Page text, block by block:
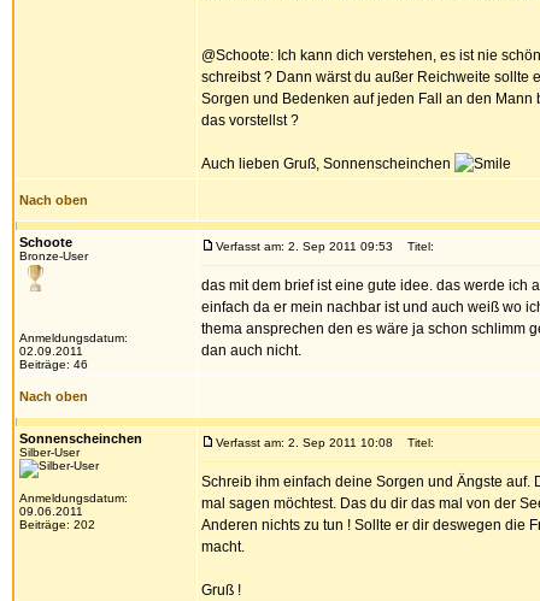
@Schoote: Ich kann dich verstehen, es ist nie
schreibst ? Dann wärst du außer Reichweite sollte
Sorgen und Bedenken auf jeden Fall an den
das vorstellst ?
Auch lieben Gruß, Sonnenscheinchen
Nach oben
Schoote
Bronze-User
Anmeldungsdatum:
02.09.2011
Beiträge: 46
Verfasst am: 2. Sep 2011 09:53 Titel:
das mit dem brief ist eine gute idee. das werde ich
einfach da er mein nachbar ist und auch weiß wo
thema ansprechen den es wäre ja schon schlimm
dan auch nicht.
Nach oben
Sonnenscheinchen
Silber-User
Anmeldungsdatum:
09.06.2011
Beiträge: 202
Verfasst am: 2. Sep 2011 10:08 Titel:
Schreib ihm einfach deine Sorgen und Ängste
mal sagen möchtest. Das du dir das mal von der
Anderen nichts zu tun ! Sollte er dir deswegen die
macht.
Gruß !